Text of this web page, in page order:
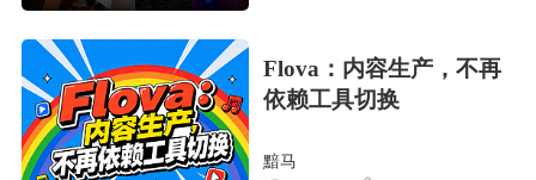
Flova：内容生产，不再
依赖工具切换
黯马